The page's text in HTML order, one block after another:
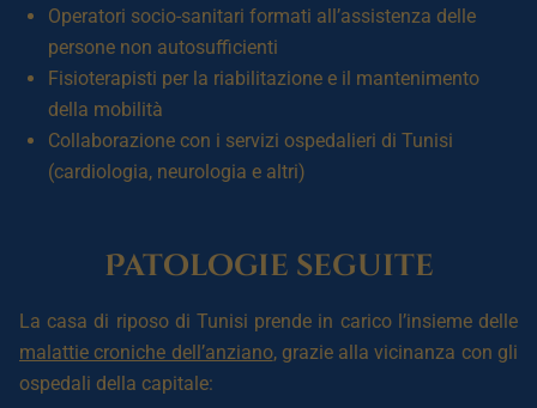
Operatori socio-sanitari formati all’assistenza delle
persone non autosufficienti
Fisioterapisti per la riabilitazione e il mantenimento
della mobilità
Collaborazione con i servizi ospedalieri di Tunisi
(cardiologia, neurologia e altri)
Patologie seguite
La casa di riposo di Tunisi prende in carico l’insieme delle
malattie croniche dell’anziano, grazie alla vicinanza con gli
ospedali della capitale: